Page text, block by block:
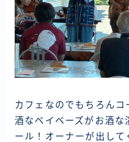
カフェなのでもちろんコ
酒なベイベーズがお酒な
ール！オーナーが出して